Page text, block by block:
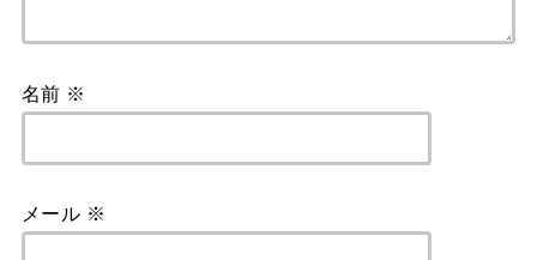
名前 ※
メール ※